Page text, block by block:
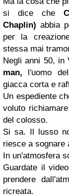
si dice che
Chaplin) abbia
per la
stessa mai
Negli anni 50, in
man, l'uomo
giacca corta e
Un espediente
voluto
del colosso.
Si sa. Il lusso
riesce a sognare
In un'atmosfera
Guardate il
prendere
ricreata.